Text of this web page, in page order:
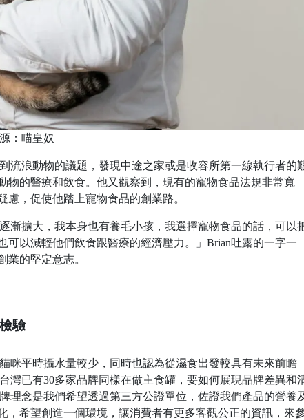
：喵皇奴
流浪動物的議題，發現中途之家或是收容所第一線執行者的
物的醫療和飲食。他又觀察到，現有的寵物食品法規非常寬
，促使他踏上寵物食品的創業路。
漸擴大，我本身也有養毛小孩，我選擇寵物食品的話，可以
可以減輕他們飲食跟醫療的經濟壓力。」Brian吐露的一字一
業的堅定意志。
驗
咪平時攝水量較少，同時也認為從濕食出發較具有未來前瞻
灣已有30多家品牌同樣在做主食罐，要如何展現品牌差異和
理念是我們希望透過第三方公證單位，佐證我們產品的營養
，希望創造一個環境，讓消費者有更多客觀公正的資訊，來